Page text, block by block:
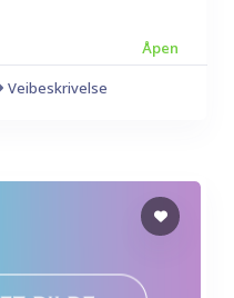
Åpen
Veibeskrivelse